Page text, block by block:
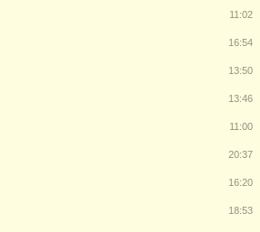
11:02
16:54
13:50
13:46
11:00
20:37
16:20
18:53